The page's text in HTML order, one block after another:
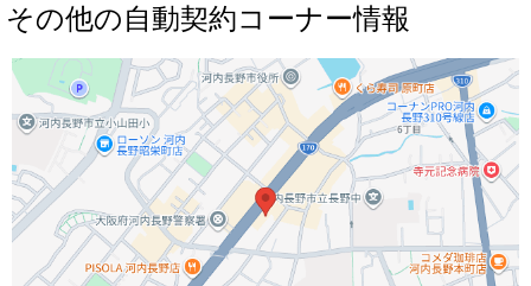
その他の自動契約コーナー情報